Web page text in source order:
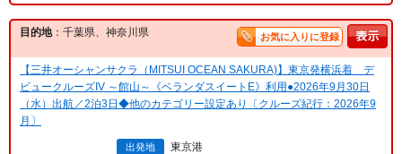
目的地：千葉県、神奈川県 お気に入りに登録
【三井オーシャンサクラ（MITSUI OCEAN SAKURA)】東京発横浜着 デ
ビュークルーズIV ～館山～《ベランダスイートE》利用●2026年9月30日
（水）出航／2泊3日◆他のカテゴリー設定あり〔クルーズ紀行：2026年9
月〕
出発地 東京港